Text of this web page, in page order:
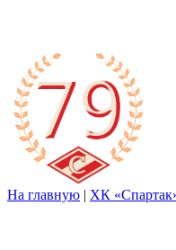
На главную | ХК